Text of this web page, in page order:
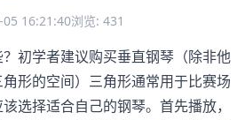
16:21:40浏览: 431
初学者建议购买垂直钢琴（除非他
形的空间）三角形通常用于比赛场
选择适合自己的钢琴。首先播放，